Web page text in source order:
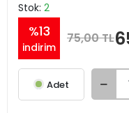
Stok: 2
%13
indirim
75,00 TL
Adet